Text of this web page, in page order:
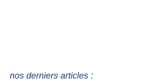
nos derniers articles :